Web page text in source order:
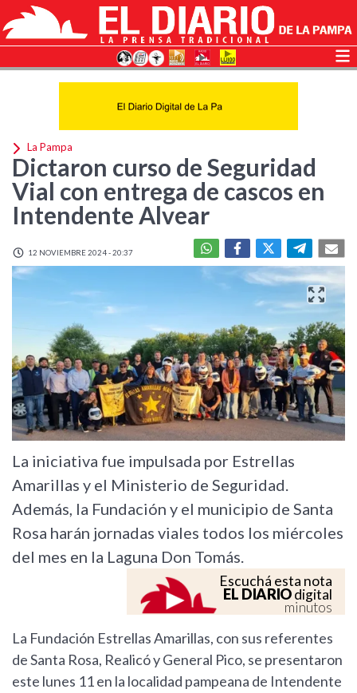
La Pampa
Dictaron curso de Seguridad
Vial con entrega de cascos en
Intendente Alvear
12 NOVIEMBRE 2024 - 20:37
La iniciativa fue impulsada por Estrellas
Amarillas y el Ministerio de Seguridad.
Además, la Fundación y el municipio de Santa
Rosa harán jornadas viales todos los miércoles
del mes en la Laguna Don Tomás.
Escuchá esta nota
EL DIARIOdigital
minutos
La Fundación Estrellas Amarillas, con sus referentes
de Santa Rosa, Realicó y General Pico, se presentaron
este lunes 11 en la localidad pampeana de Intendente